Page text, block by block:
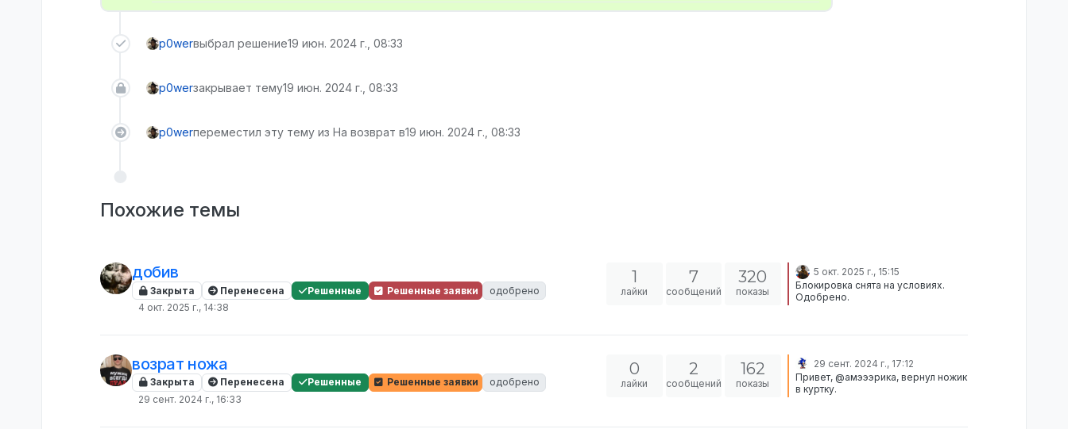
p0werвыбрал решение19 июн. 2024 г., 08:33
p0werзакрывает тему19 июн. 2024 г., 08:33
p0werпереместил эту тему из На возврат в19 июн. 2024 г., 08:33
Похожие темы
добив
Закрыта Перенесена Решенные Решенные заявки
одобрено
4 окт. 2025 г., 14:38
1
лайки
7
сообщений
320
показы
5 окт. 2025 г., 15:15
Блокировка снята на условиях.
Одобрено.
возрат ножа
Закрыта Перенесена Решенные Решенные заявки
одобрено
29 сент. 2024 г., 16:33
0
лайки
2
сообщений
162
показы
29 сент. 2024 г., 17:12
Привет, @амэээрика, вернул ножик
в куртку.